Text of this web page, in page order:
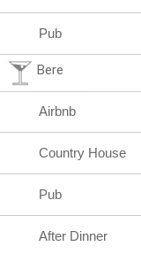
Pub
Bere
Airbnb
Country House
Pub
After Dinner